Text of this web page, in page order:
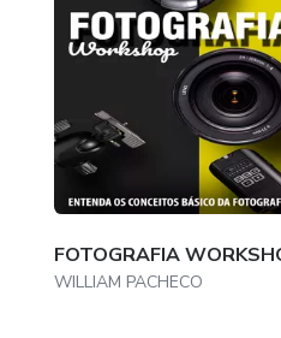
FOTOGRAFIA
WILLIAM PACHECO